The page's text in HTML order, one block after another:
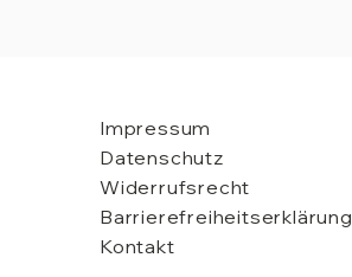
Impressum
Datenschutz
Widerrufsrecht
Barrierefreiheitserklärung
Kontakt